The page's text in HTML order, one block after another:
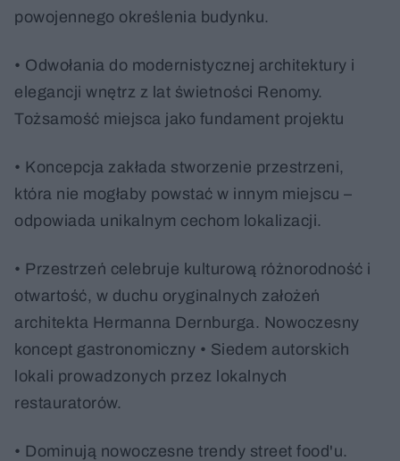
powojennego określenia budynku.
• Odwołania do modernistycznej architektury i
elegancji wnętrz z lat świetności Renomy.
Tożsamość miejsca jako fundament projektu
• Koncepcja zakłada stworzenie przestrzeni,
która nie mogłaby powstać w innym miejscu –
odpowiada unikalnym cechom lokalizacji.
• Przestrzeń celebruje kulturową różnorodność i
otwartość, w duchu oryginalnych założeń
architekta Hermanna Dernburga. Nowoczesny
koncept gastronomiczny • Siedem autorskich
lokali prowadzonych przez lokalnych
restauratorów.
• Dominują nowoczesne trendy street food'u.